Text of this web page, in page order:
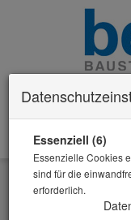
Alle Artikel zeigen
Essenziell (6)
Essenzielle Cookies
sind für die
erforderlich.